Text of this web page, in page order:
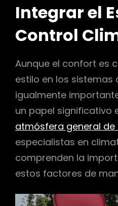
Integrar el
Control
Aunque el confort es
estilo en los sistemas
igualmente
un papel significativo
atmósfera general de
especialistas en
comprenden la
estos factores de